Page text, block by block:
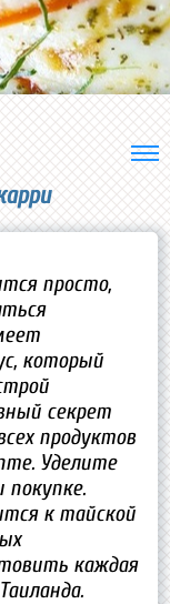
просто,
который
секрет
продуктов
Уделите
покупке.
к тайской
каждая